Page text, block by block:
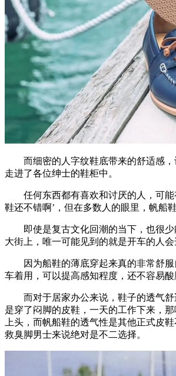
而细密的人字纹鞋底带来的舒适感，
走进了各位绅士的鞋柜中。
任何东西都有喜欢和讨厌的人，可能
鞋还不错啊’，但在多数人的眼里，帆船
即使是复古文化回潮的当下，也很少
大街上，唯一可能见到的就是开车的人会
因为船鞋的薄底穿起来真的非常舒服
车着用，可以提高感知程度，还不容易酸
而对于居家办公来说，鞋子的透气舒
是穿了闷脚的皮鞋，一天的工作下来，
上头，而帆船鞋的透气性是其他正式皮
救臭脚男士来说绝对是不二选择。